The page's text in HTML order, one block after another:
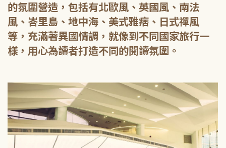
的氛圍營造，包括有北歐風、英國風、南法
風、峇里島、地中海、美式雅痞、日式禪風
等，充滿著異國情調，就像到不同國家旅行一
樣，用心為讀者打造不同的閱讀氛圍。